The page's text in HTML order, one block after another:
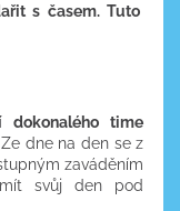
s časem. Tuto
dokonalého time
Ze dne na den se z
zaváděním
svůj den pod